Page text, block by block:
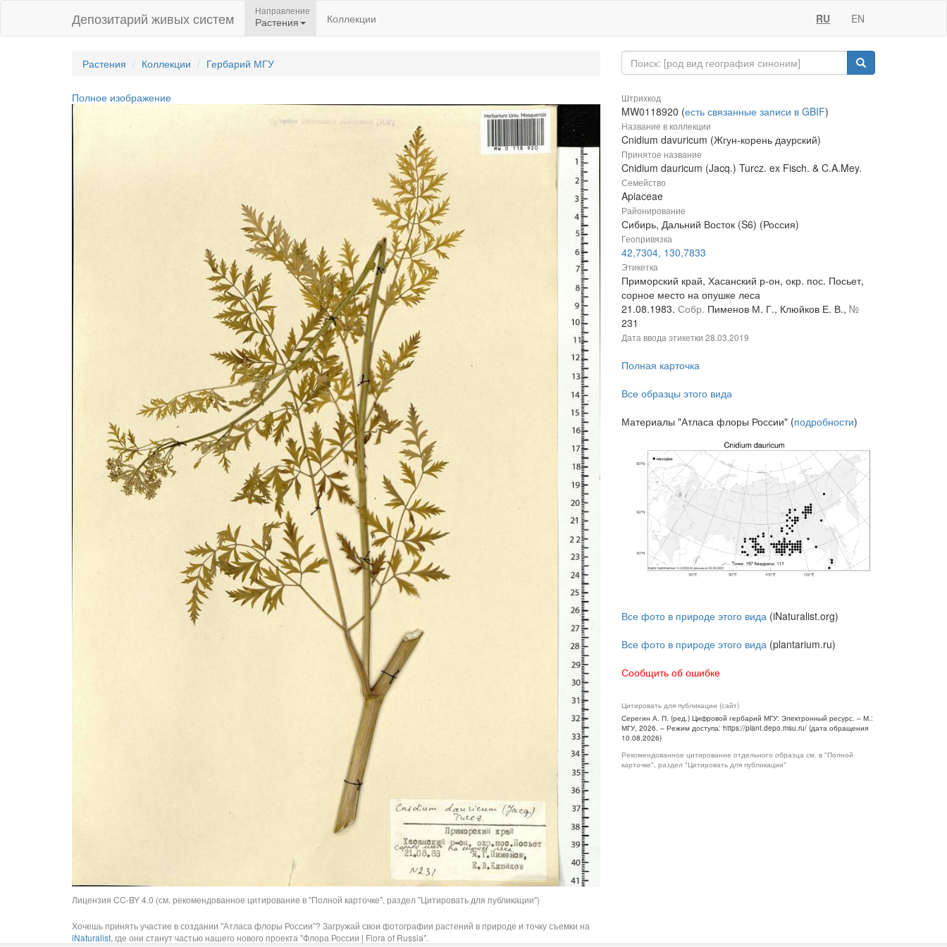
Депозитарий живых систем Направление
Растения Коллекции RU EN
Растения Коллекции Гербарий МГУ
Полное изображение
Лицензия CC-BY 4.0 (см. рекомендованное цитирование в "Полной карточке", раздел "Цитировать для публикации")
Хочешь принять участие в создании "Атласа флоры России"? Загружай свои фотографии растений в природе и точку съемки на
iNaturalist, где они станут частью нашего нового проекта "Флора России | Flora of Russia".
Штрихкод
MW0118920 (есть связанные записи в GBIF)
Название в коллекции
Cnidium davuricum (Жгун-корень даурский)
Принятое название
Cnidium dauricum (Jacq.) Turcz. ex Fisch. & C.A.Mey.
Семейство
Apiaceae
Районирование
Сибирь, Дальний Восток (S6) (Россия)
Геопривязка
42,7304, 130,7833
Этикетка
Приморский край, Хасанский р-он, окр. пос. Посьет,
сорное место на опушке леса
21.08.1983. Собр. Пименов М. Г., Клюйков Е. В., №
231
Дата ввода этикетки 28.03.2019
Полная карточка
Все образцы этого вида
Материалы "Атласа флоры России" (подробности)
Все фото в природе этого вида (iNaturalist.org)
Все фото в природе этого вида (plantarium.ru)
Сообщить об ошибке
Цитировать для публикации (сайт)
Серегин А. П. (ред.) Цифровой гербарий МГУ: Электронный ресурс. – М.:
МГУ, 2026. – Режим доступа: https://plant.depo.msu.ru/ (дата обращения
10.08.2026)
Рекомендованное цитирование отдельного образца см. в "Полной
карточке", раздел "Цитировать для публикации"